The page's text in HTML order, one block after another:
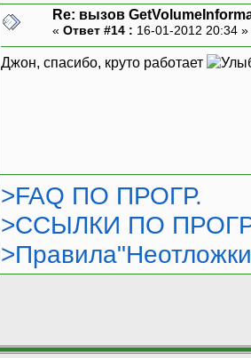
Re: вызов
« Ответ #14 : 16-01-2012 20:34 »
Джон, спасибо, круто работает
>FAQ ПО ПРОГР.
>ССЫЛКИ ПО